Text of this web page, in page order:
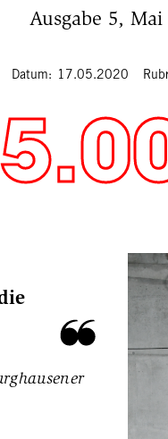
Ausgabe 5, Mai
Datum 17.05.2020